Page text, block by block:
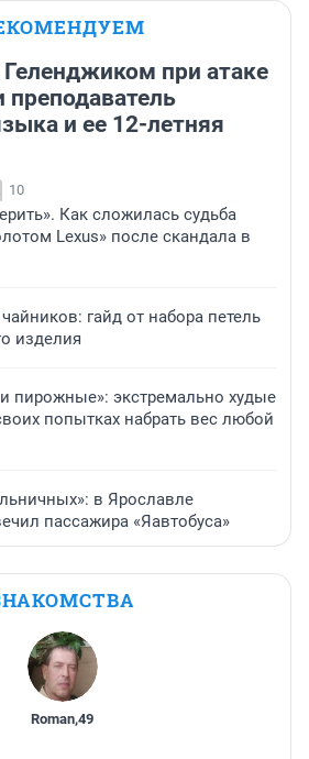
при атаке
и ее 12-летняя
10
Как сложилась судьба
Lexus» после скандала в
гайд от набора петель
изделия
пирожные»: экстремально худые
попытках набрать вес любой
в Ярославле
пассажира «Яавтобуса»
Roman,49